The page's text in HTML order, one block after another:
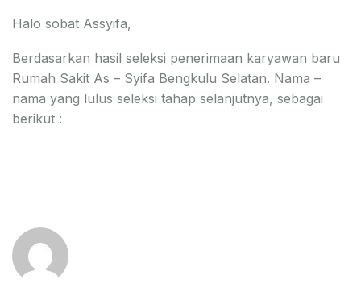
Halo sobat Assyifa,
Berdasarkan hasil seleksi penerimaan karyawan baru
Rumah Sakit As – Syifa Bengkulu Selatan. Nama –
nama yang lulus seleksi tahap selanjutnya, sebagai
berikut :